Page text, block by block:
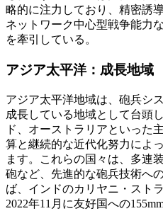
略的に注力しており、精密誘
ネットワーク中心型戦争能力
を牽引している。
アジア太平洋：成長地域
アジア太平洋地域は、砲兵シ
成長している地域として台頭
ド、オーストラリアといった
算と継続的な近代化努力によ
ます。これらの国々は、多連
砲など、先進的な砲兵技術へ
ば、インドのカリヤニ・スト
2022年11月に友好国への